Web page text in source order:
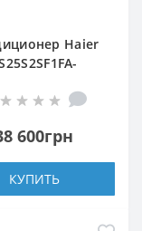
Haier
600грн
КУПИТЬ